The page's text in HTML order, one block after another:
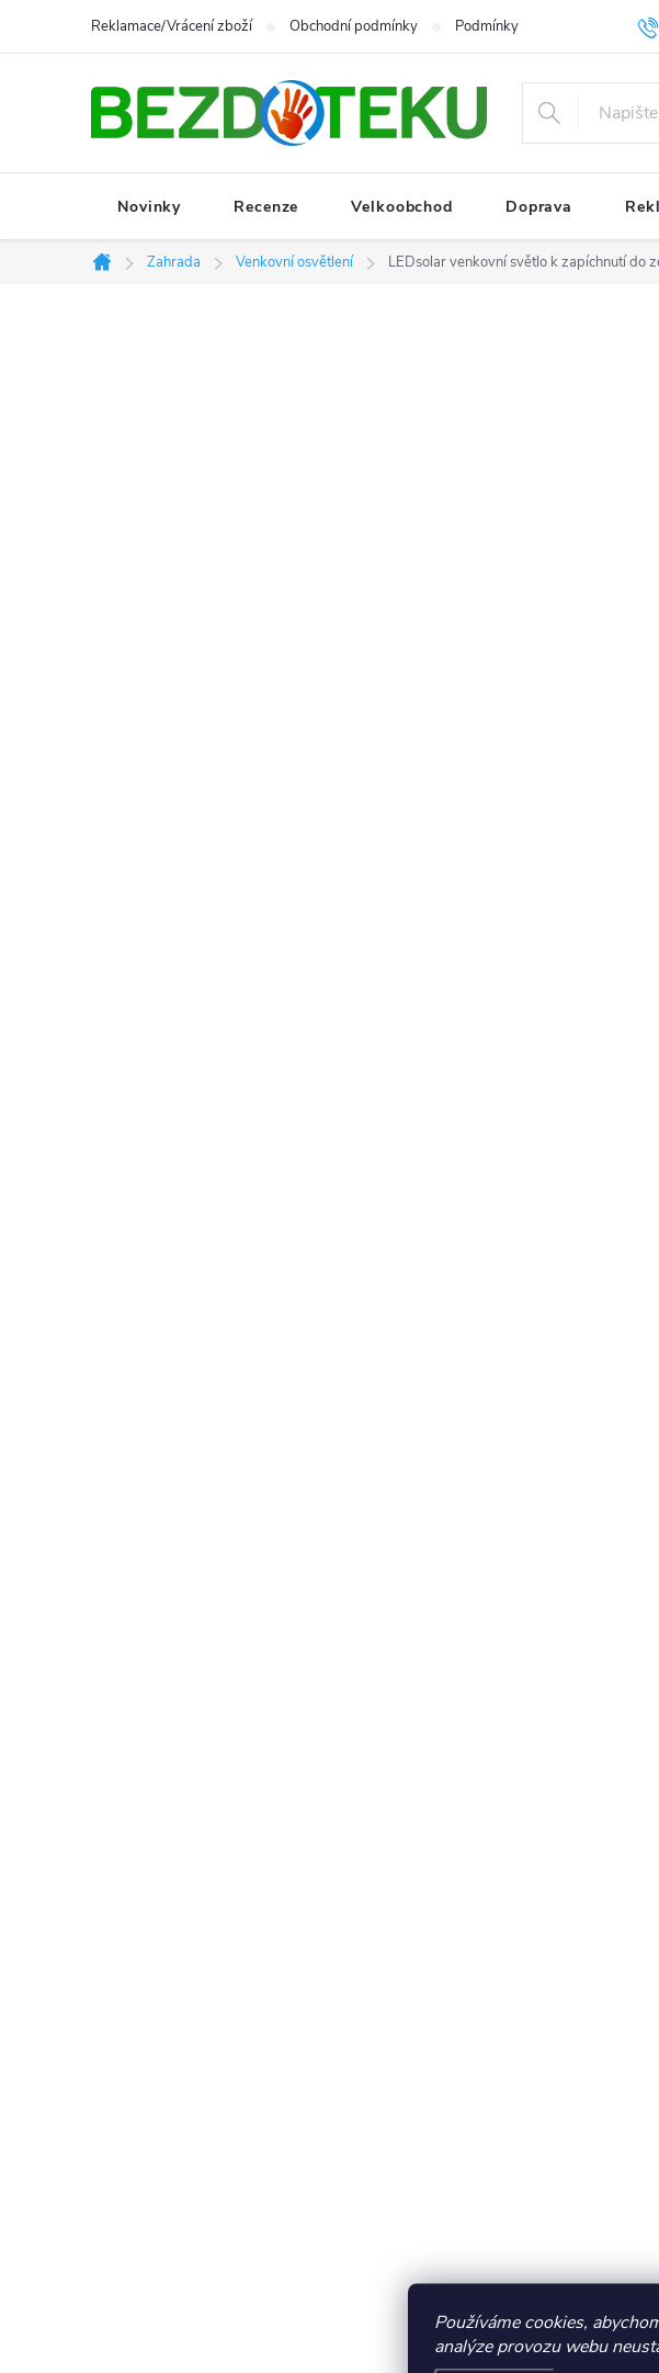
Používáme cookies,
analýze provozu webu
Reklamace/Vrácení zboží Obchodní podmínky Podmínky ochrany osobních údajů
Novinky Recenze Velkoobchod Doprava
Domů
Zahrada Venkovní osvětlení LEDsolar venkovní světlo k zapíchnutí do